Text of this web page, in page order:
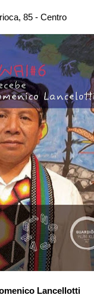
85 - Centro
Lancellotti